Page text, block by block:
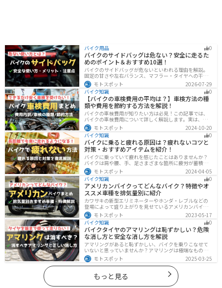
バイク用品 0
バイクのサイドバッグは危ない？安全に走るた
めのポイント＆おすすめ10選！
バイクのサイドバッグが危ないといわれる理由を解説。
固定の甘さや左右バランス、マフラー・タイヤへの干
渉、横幅の変化など安全上の注意点に加え、メリット・
デメリット、容量・素材・防水性を踏まえた選び方、お
すすめのサイドバッグ10選を紹介します。
モトスポット
2026-07-29
バイク知識
0
【バイクの車検費用の平均は？】車検方法の種
類や費用を節約する方法を解説！
バイクの車検費用が知りたい方は必見！この記事では、
バイクの車検費用について詳しく解説します。実は、バ
イクの車検費用は一般的に20,000～70,000円程度です。
記事を読めば車検費用に関する知識が深まり、費用対効
果が高い車検の計画が可能です。
モトスポット
2024-10-20
バイク知識
0
バイクに乗ると疲れる原因は？疲れないコツと
対策・おすすめアイテムを紹介！
バイクに乗っていて疲れを感じたことはありませんか？
バイクは肩や腰、手、足さまざまな箇所に疲労が蓄積し
やすい乗り物です。できるなら楽に乗りたいですよね。
原因を知り対策を重ねておけば今よりもっと快適に走行
することができます。
モトスポット
2024-04-05
バイク知識
0
アメリカンバイクってどんなバイク？特徴やオ
ススメ車種を排気量別に紹介
カワサキの新型エリミネーターやホンダ・レブルなどの
登場によって盛り上がりを見せているアメリカンバイ
ク。スタイリッシュに乗れることはもちろん、ツーリン
グや通学通勤もこなせるアメリカンバイクの特徴や、オ
ススメの車種についてご紹介します！
モトスポット
2023-05-17
バイク知識
0
バイクタイヤのアマリングは恥ずかしい？危険
な消し方と安全な消し方を解説
アマリングがあると恥ずかしい、バイクを乗りこなせて
いないと思っていませんか？アマリングは極端なもので
なければ全く問題ありません。しかし、気になるという
方がいるのも事実です。この記事では消した方がいいア
マリングや消し方を解説します。
モトスポット 2025-03-25
もっと見る